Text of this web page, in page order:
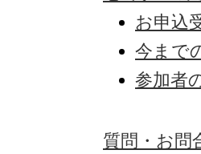
お申込
今まで
参加者
質問・お問